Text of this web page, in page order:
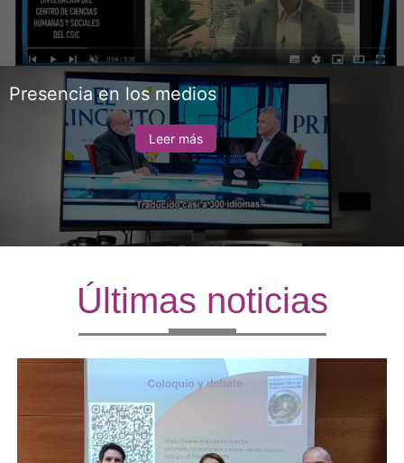
Presencia en los medios
Leer más
Últimas noticias